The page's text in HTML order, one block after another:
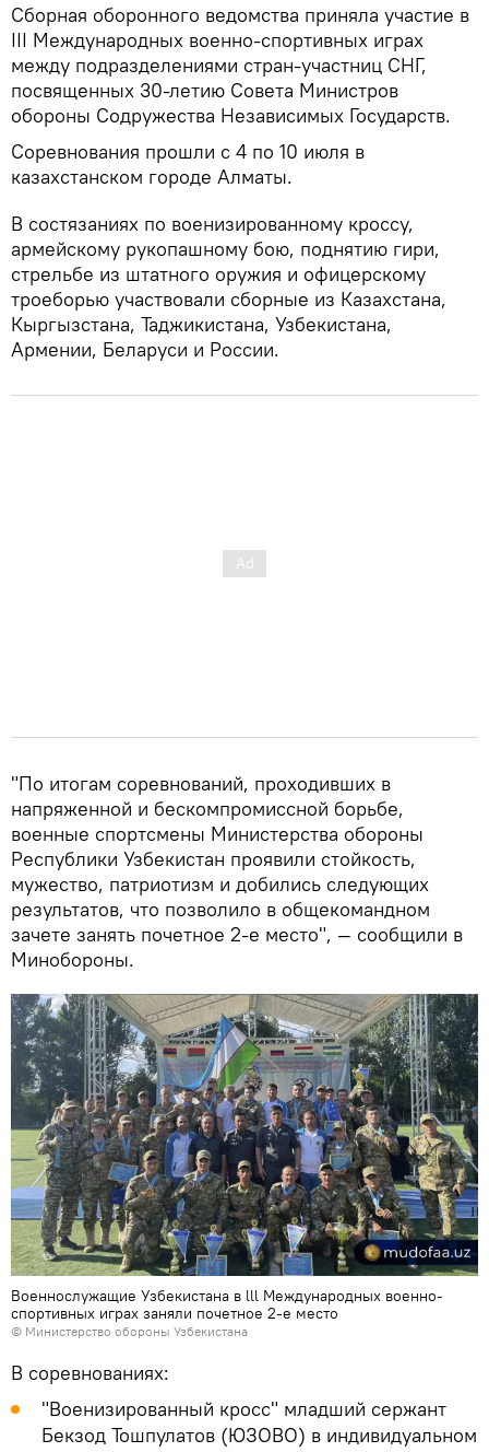
Сборная оборонного ведомства приняла участие в
III Международных военно-спортивных играх
между подразделениями стран-участниц СНГ,
посвященных 30-летию Совета Министров
обороны Содружества Независимых Государств.
Соревнования прошли с 4 по 10 июля в
казахстанском городе Алматы.
В состязаниях по военизированному кроссу,
армейскому рукопашному бою, поднятию гири,
стрельбе из штатного оружия и офицерскому
троеборью участвовали сборные из Казахстана,
Кыргызстана, Таджикистана, Узбекистана,
Армении, Беларуси и России.
"По итогам соревнований, проходивших в
напряженной и бескомпромиссной борьбе,
военные спортсмены Министерства обороны
Республики Узбекистан проявили стойкость,
мужество, патриотизм и добились следующих
результатов, что позволило в общекомандном
зачете занять почетное 2-е место", — сообщили в
Минобороны.
Военнослужащие Узбекистана в lll Международных военно-
спортивных играх заняли почетное 2-е место
© Министерство обороны Узбекистана
В соревнованиях:
"Военизированный кросс" младший сержант
Бекзод Тошпулатов (ЮЗОВО) в индивидуальном